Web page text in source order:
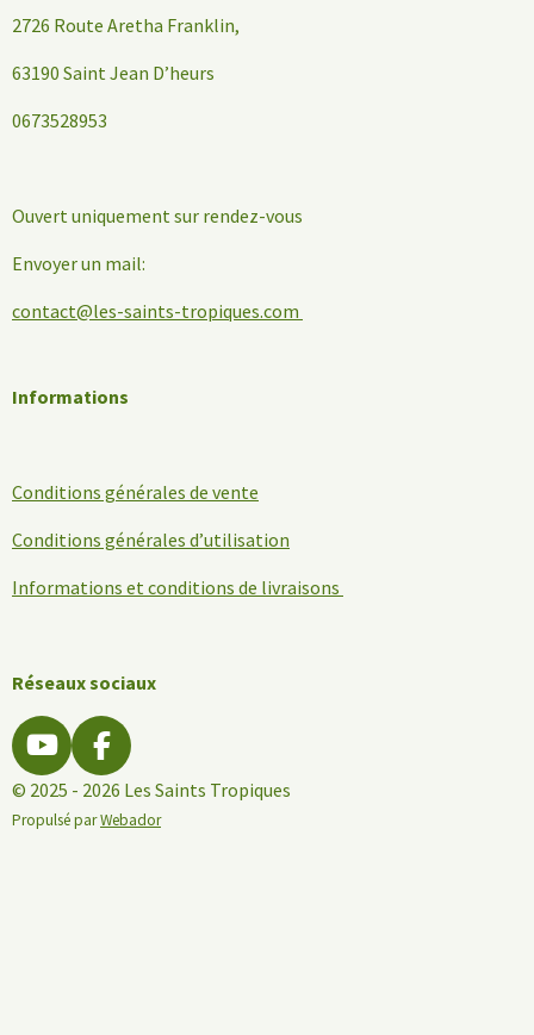
2726 Route Aretha Franklin,
63190 Saint Jean D’heurs
0673528953
Ouvert uniquement sur rendez-vous
Envoyer un mail:
contact@les-saints-tropiques.com
Informations
Conditions générales de vente
Conditions générales d’utilisation
Informations et conditions de livraisons
Réseaux sociaux
Y
o
u
F
a
c
© 2025 - 2026 Les Saints Tropiques
Propulsé parWebador